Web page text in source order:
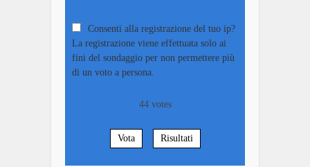
Consenti alla registrazione del tuo ip?
La registrazione viene effettuata solo ai
fini del sondaggio per non permettere più
di un voto a persona.
44votes
Vota Risultati